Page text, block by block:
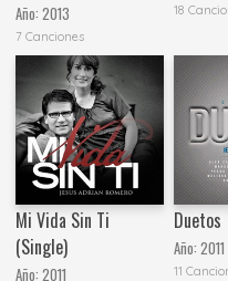
Año:2013
7 Canciones
18
Mi Vida Sin Ti
(Single)
Año:2011
Duetos
Año: 2011
11